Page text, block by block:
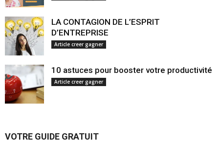
LA CONTAGION DE L’ESPRIT
D’ENTREPRISE
Article creer gagner
10 astuces pour booster votre productivité
Article creer gagner
VOTRE GUIDE GRATUIT